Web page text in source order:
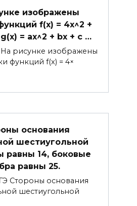
изображены
f(x) = 4x^2 +
g(x) = ax^2 + bx + c …
рисунке изображены
функций f(x) = 4×
основания
шестиугольной
равны 14, боковые
равны 25.
Стороны основания
шестиугольной